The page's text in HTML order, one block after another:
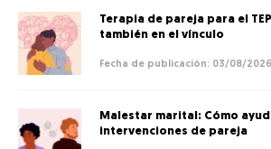
Terapia de pareja para el
también en el vínculo
03/08/2026
Malestar marital: Cómo
intervenciones de pareja